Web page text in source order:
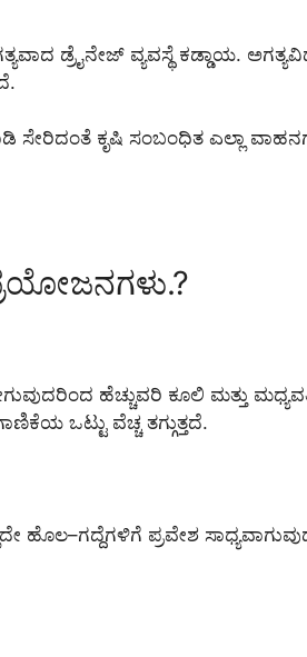
ಡ್ರೈನೇಜ್ ವ್ಯವಸ್ಥೆ ಕಡ್ಡಾಯ.
ಸೇರಿದಂತೆ ಕೃಷಿ ಸಂಬಂಧಿತ ಎಲ್ಲಾ
ಹೆಚ್ಚುವರಿ ಕೂಲಿ ಮತ್ತು
ಒಟ್ಟು ವೆಚ್ಚ ತಗ್ಗುತ್ತದೆ.
ಹೊಲ–ಗದ್ದೆಗಳಿಗೆ ಪ್ರವೇಶ